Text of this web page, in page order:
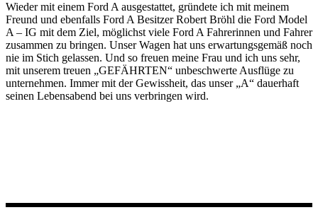
Wieder mit einem Ford A ausgestattet, gründete ich mit meinem
Freund und ebenfalls Ford A Besitzer Robert Bröhl die Ford Model
A – IG mit dem Ziel, möglichst viele Ford A Fahrerinnen und Fahrer
zusammen zu bringen. Unser Wagen hat uns erwartungsgemäß noch
nie im Stich gelassen. Und so freuen meine Frau und ich uns sehr,
mit unserem treuen „GEFÄHRTEN“ unbeschwerte Ausflüge zu
unternehmen. Immer mit der Gewissheit, das unser „A“ dauerhaft
seinen Lebensabend bei uns verbringen wird.